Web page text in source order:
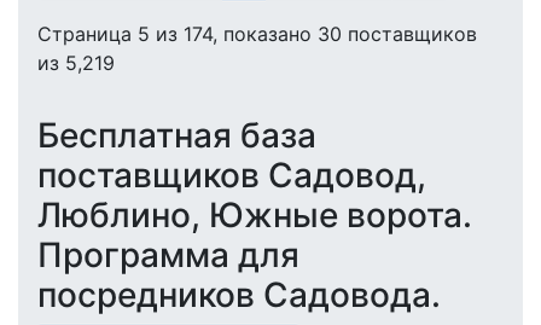
Страница 5 из 174, показано 30 поставщиков
из 5,219
Бесплатная база
поставщиков Садовод,
Люблино, Южные ворота.
Программа для
посредников Садовода.